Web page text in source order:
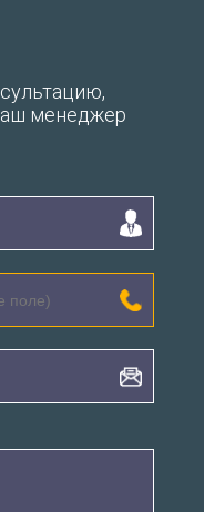
менеджер